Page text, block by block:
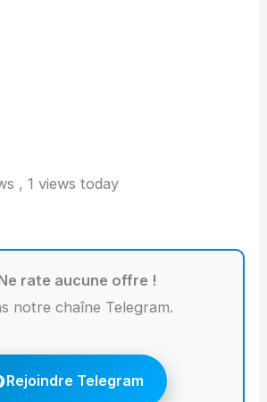
, 1 views today
rate aucune offre !
notre chaîne Telegram.
Rejoindre Telegram